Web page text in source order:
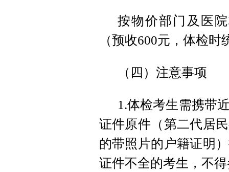
按物价部门及医
（预收600元，体检
（四）注意事项
1.体检考生需携带
证件原件（第二代居
的带照片的户籍证明
证件不全的考生，不